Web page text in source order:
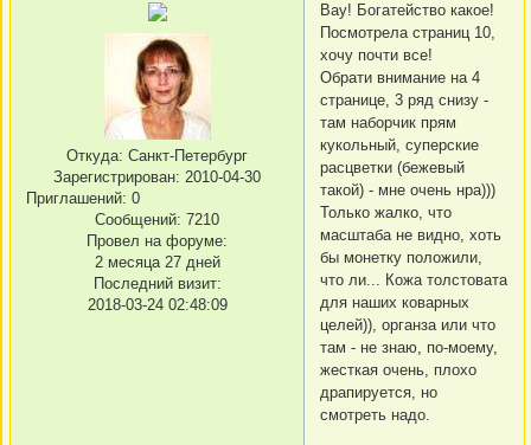
Откуда: Санкт-Петербург
Зарегистрирован: 2010-04-30
Приглашений: 0
Сообщений: 7210
Провел на форуме:
2 месяца 27 дней
Последний визит:
2018-03-24 02:48:09
Вау! Богатейство какое!
Посмотрела страниц 10,
хочу почти все!
Обрати внимание на 4
странице, 3 ряд снизу -
там наборчик прям
кукольный, суперские
расцветки (бежевый
такой) - мне очень нра)))
Только жалко, что
масштаба не видно, хоть
бы монетку положили,
что ли... Кожа толстовата
для наших коварных
целей)), органза или что
там - не знаю, по-моему,
жесткая очень, плохо
драпируется, но
смотреть надо.